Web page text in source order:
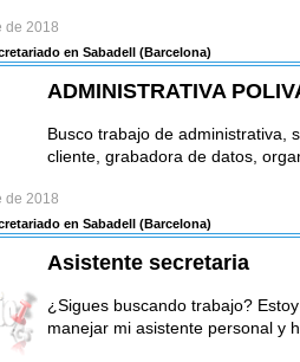
de 2018
en Sabadell(Barcelona)
ADMINISTRATIVA
Busco trabajo de administrativa,
cliente, grabadora de datos,
de 2018
en Sabadell (Barcelona)
Asistente secretaria
¿Sigues buscando trabajo?
manejar mi asistente personal y